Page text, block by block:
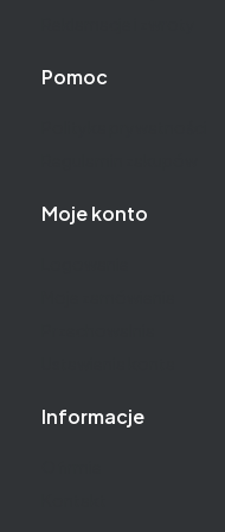
Pomoc
Moje konto
Informacje